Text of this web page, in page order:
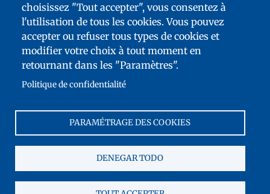
MENÚ
MAPA DEL SITIO
ACCESIBILIDAD: NO CONFORME
TELEDESCARGAS
NOTAS LEGALES
choisissez "Tout accepter", vous consentez à
l'utilisation de tous les cookies. Vous pouvez
accepter ou refuser tous types de cookies et
modifier votre choix à tout moment en
retournant dans les "Paramètres".
Politique de confidentialité
PARAMÉTRAGE DES COOKIES
DENEGAR TODO